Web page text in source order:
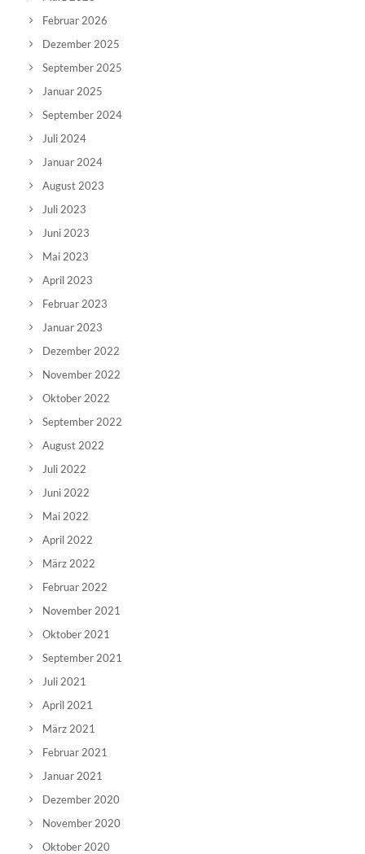
Februar 2026
Dezember 2025
September 2025
Januar 2025
September 2024
Juli 2024
Januar 2024
August 2023
Juli 2023
Juni 2023
Mai 2023
April 2023
Februar 2023
Januar 2023
Dezember 2022
November 2022
Oktober 2022
September 2022
August 2022
Juli 2022
Juni 2022
Mai 2022
April 2022
März 2022
Februar 2022
November 2021
Oktober 2021
September 2021
Juli 2021
April 2021
März 2021
Februar 2021
Januar 2021
Dezember 2020
November 2020
Oktober 2020